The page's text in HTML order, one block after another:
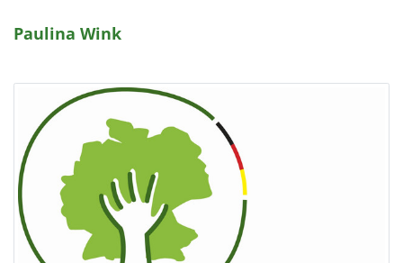
Paulina Wink